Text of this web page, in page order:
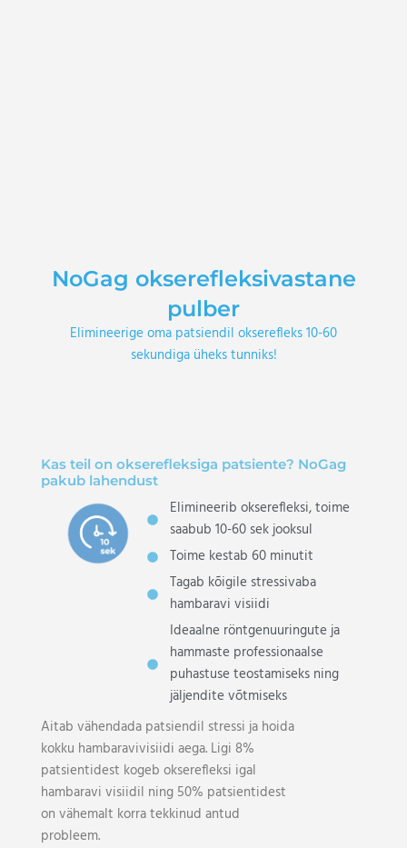
NoGag okserefleksivastane
pulber
Elimineerige oma patsiendil okserefleks 10-60
sekundiga üheks tunniks!
Kas teil on okserefleksiga patsiente? NoGag
pakub lahendust
Elimineerib okserefleksi, toime
saabub 10-60 sek jooksul
Toime kestab 60 minutit
Tagab kõigile stressivaba
hambaravi visiidi
Ideaalne röntgenuuringute ja
hammaste professionaalse
puhastuse teostamiseks ning
jäljendite võtmiseks
Aitab vähendada patsiendil stressi ja hoida
kokku hambaravivisiidi aega. Ligi 8%
patsientidest kogeb okserefleksi igal
hambaravi visiidil ning 50% patsientidest
on vähemalt korra tekkinud antud
probleem.